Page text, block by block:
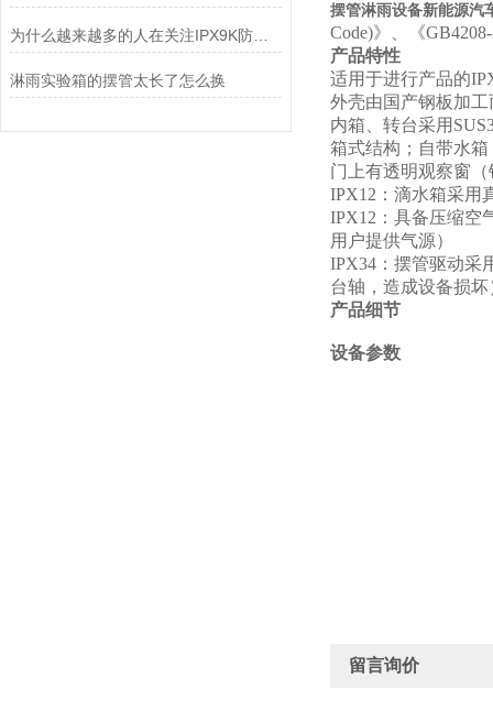
为什么越来越多的人在关注IPX9K防水检测仪
淋雨实验箱的摆管太长了怎么换
摆管淋雨设备新能源汽
Code)》、《
产品特性
适用于进行产品的
外壳由国产钢板加
内箱、转台采用
箱式结构；自带水
门上有透明观察窗
IPX12 ：滴水箱采
IPX12 ：具备压缩
用户提供气源）
IPX34 ：摆管驱动
台轴，造成设备损坏
产品细节
设备参数
留言询价